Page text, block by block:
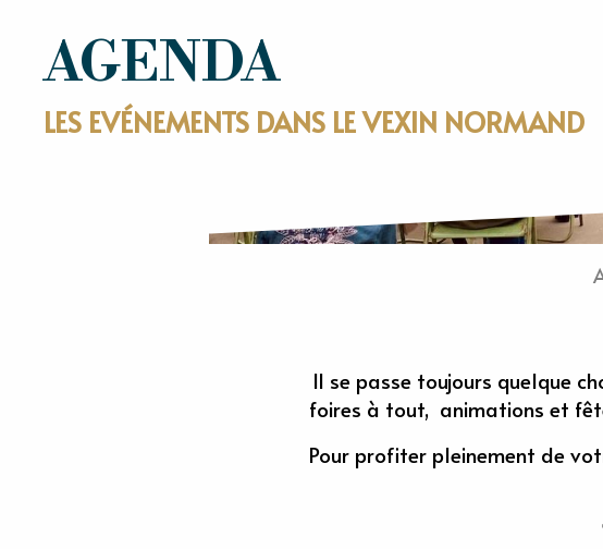
AGENDA
LES EVÉNEMENTS DANS LE VEXIN NORMAND
Il se passe toujours quelque
foires à tout, animations et
Pour profiter pleinement de